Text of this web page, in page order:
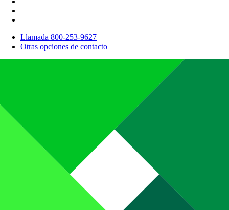
Llamada 800-253-9627
Otras opciones de contacto